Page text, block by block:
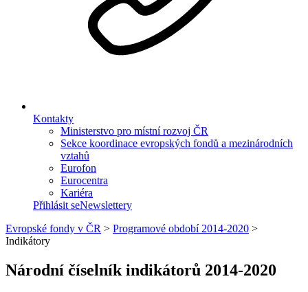
Kontakty
Ministerstvo pro místní rozvoj ČR
Sekce koordinace evropských fondů a mezinárodních
vztahů
Eurofon
Eurocentra
Kariéra
Přihlásit seNewslettery
Evropské fondy v ČR > Programové období 2014-2020 >
Indikátory
Národní číselník indikátorů 2014-2020